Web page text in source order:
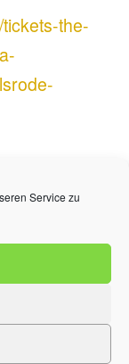
Service zu
the-